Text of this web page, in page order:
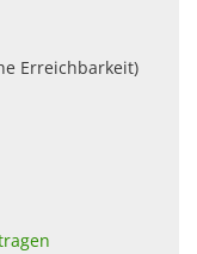
Erreichbarkeit)